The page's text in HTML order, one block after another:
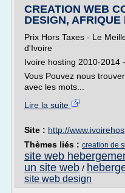
CREATION WEB
DESIGN, AFRIQUE
Prix Hors Taxes - Le
d'Ivoire
Ivoire hosting 2010-2014
Vous Pouvez nous
avec les mots...
Lire la suite
Site : http://
Thèmes liés : creation de
site web
un site web /
site web design